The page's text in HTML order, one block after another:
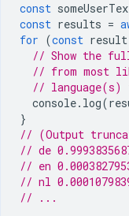
const
const results =
for (const result
// Show the
// from most
// language(s)
console. log(
}
// (Output
// de
// en
// nl
// ...